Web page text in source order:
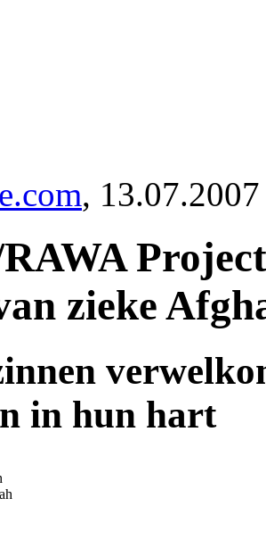
, 13.07.2007
zieke
in hun hart